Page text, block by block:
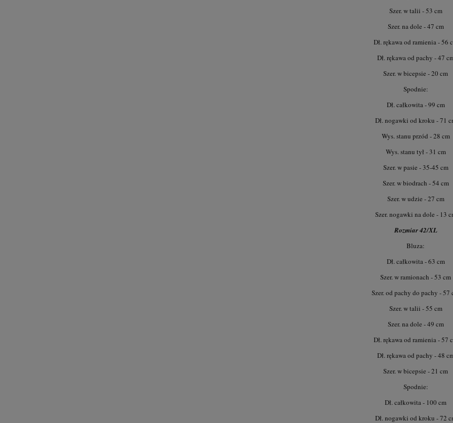
Szer. w talii - 53 cm
Szer. na dole - 47 cm
Dł. rękawa od ramienia - 56
Dł. rękawa od pachy - 47
Szer. w bicepsie - 20 cm
Spodnie:
Dł. całkowita - 99 cm
Dł. nogawki od kroku - 71
Wys. stanu przód - 28 cm
Wys. stanu tył - 31 cm
Szer. w pasie - 35-45 cm
Szer. w biodrach - 54 cm
Szer. w udzie - 27 cm
Szer. nogawki na dole - 13
Rozmiar 42/XL
Bluza:
Dł. całkowita - 63 cm
Szer. w ramionach - 53 cm
Szer. od pachy do pachy - 57
Szer. w talii - 55 cm
Szer. na dole - 49 cm
Dł. rękawa od ramienia - 57
Dł. rękawa od pachy - 48
Szer. w bicepsie - 21 cm
Spodnie:
Dł. całkowita - 100 cm
Dł. nogawki od kroku - 72